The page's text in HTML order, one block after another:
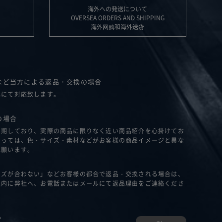
海外への発送について
OVERSEA ORDERS AND SHIPPING
海外网购和海外送货
当方による返品・交換の場合
て対応致します。
場合
しており、実際の商品に限りなく近い商品紹介を心掛けてお
ては、色・サイズ・素材などがお客様の商品イメージと異な
います。
が合わない」などお客様の都合で返品・交換される場合は、
に弊社へ、お電話またはメールにて返品理由をご連絡くださ